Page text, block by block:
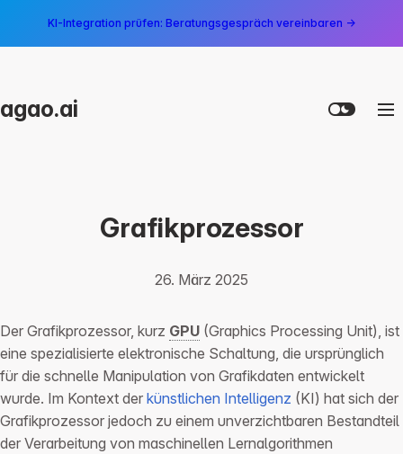
KI-Integration prüfen: Beratungsgespräch vereinbaren →
agao.ai
Grafikprozessor
26. März 2025
Der Grafikprozessor, kurz GPU (Graphics Processing Unit), ist
eine spezialisierte elektronische Schaltung, die ursprünglich
für die schnelle Manipulation von Grafikdaten entwickelt
wurde. Im Kontext der künstlichen Intelligenz (KI) hat sich der
Grafikprozessor jedoch zu einem unverzichtbaren Bestandteil
der Verarbeitung von maschinellen Lernalgorithmen